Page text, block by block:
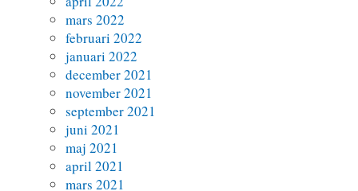
mars 2022
februari 2022
januari 2022
december 2021
november 2021
september 2021
juni 2021
maj 2021
april 2021
mars 2021